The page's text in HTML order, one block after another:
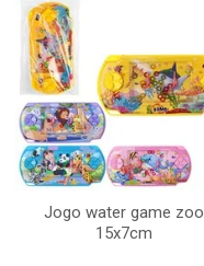
Jogo water game zoo
15x7cm